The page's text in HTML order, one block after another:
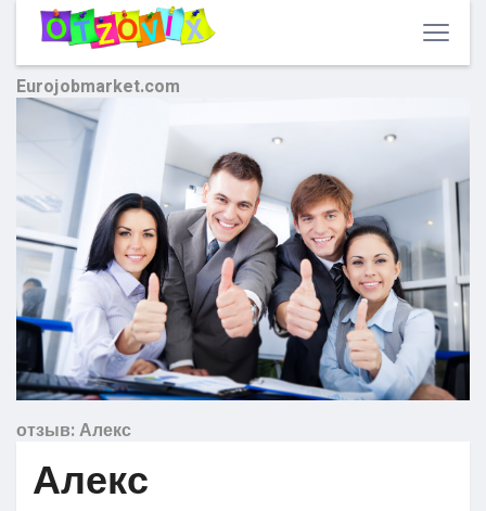
Eurojobmarket.com
отзыв: Алекс
Алекс